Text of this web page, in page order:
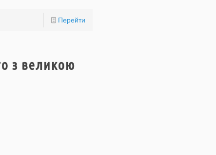
Перейти
з великою